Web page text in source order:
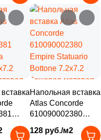
под бежевая матовая
под камень
Напольная вставка
Atlas Concorde
610090002380
Empire Statuario
Bottone 7.2x7.2
128 руб./м2